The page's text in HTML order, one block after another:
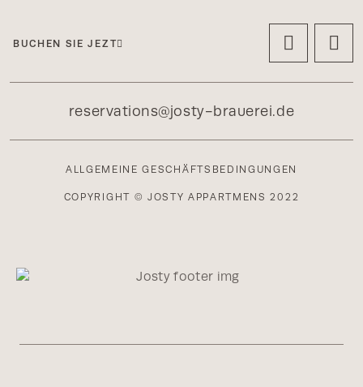
reservations@josty-brauerei.de
BUCHEN SIE JEZT
ALLGEMEINE GESCHÄFTSBEDINGUNGEN
COPYRIGHT © JOSTY APPARTMENS 2022